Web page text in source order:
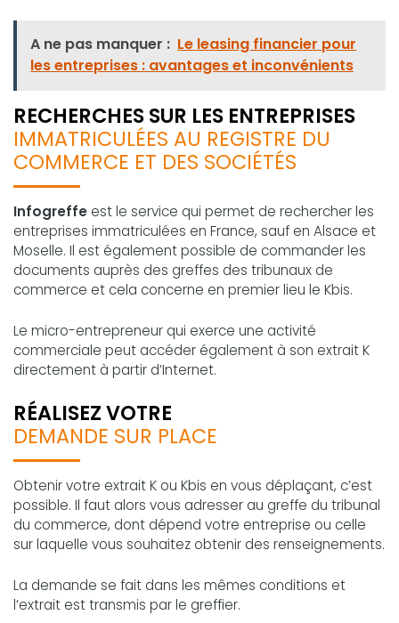
A ne pas manquer : Le leasing financier pour
les entreprises : avantages et inconvénients
RECHERCHES SUR LES ENTREPRISES
IMMATRICULÉES AU REGISTRE DU
COMMERCE ET DES SOCIÉTÉS
Infogreffe est le service qui permet de rechercher les
entreprises immatriculées en France, sauf en Alsace et
Moselle. Il est également possible de commander les
documents auprès des greffes des tribunaux de
commerce et cela concerne en premier lieu le Kbis.
Le micro-entrepreneur qui exerce une activité
commerciale peut accéder également à son extrait K
directement à partir d’Internet.
RÉALISEZ VOTRE
DEMANDE SUR PLACE
Obtenir votre extrait K ou Kbis en vous déplaçant, c’est
possible. Il faut alors vous adresser au greffe du tribunal
du commerce, dont dépend votre entreprise ou celle
sur laquelle vous souhaitez obtenir des renseignements.
La demande se fait dans les mêmes conditions et
l’extrait est transmis par le greffier.